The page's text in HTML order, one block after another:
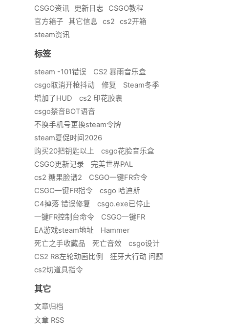
CSGO资讯
更新日志
CSGO教程
官方箱子
其它信息 cs2
cs2开箱
steam资讯
标签
steam -101错误
CS2 暴雨音乐盒
csgo取消开枪抖动
修复
Steam冬季
增加了HUD
cs2 印花胶囊
csgo禁音BOT语音
不换手机号更换steam令牌
steam夏促时间2026
购买20把钥匙以上
csgo花脸音乐盒
CSGO更新记录
完美世界PAL
cs2 糖果脸谱2
CSGO一键FR命令
CSGO一键FR指令
csgo 哈迪斯
C4掉落 错误修复
csgo.exe已停止
一键FR控制台命令
CSGO一键FR
EA游戏steam地址
Hammer
死亡之手收藏品
死亡音效
csgo设计
CS2 R8左轮动画比例
狂牙大行动 问题
cs2切道具指令
其它
文章归档
文章 RSS